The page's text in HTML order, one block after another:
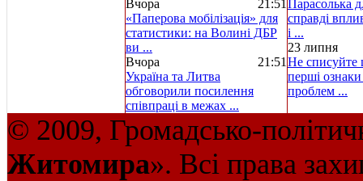
Вчора
21:51
«Паперова мобілізація» для
статистики: на Волині ДБР
ви ...
Вчора
21:51
Україна та Литва
обговорили посилення
співпраці в межах ...
Парасолька
справді
і ...
23 липня
Не списуйте
перші
проблем ...
© 2009, Громадсько-
Житомира». Всі права